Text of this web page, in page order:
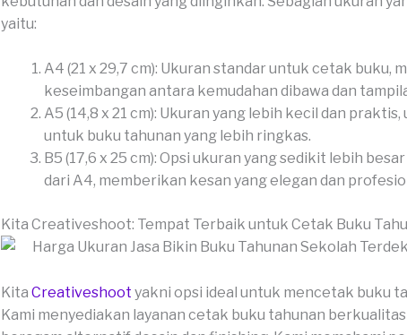
yaitu:
A4 (21 x 29,7 cm): Ukuran standar untuk cetak buku,
keseimbangan antara kemudahan dibawa dan
A5 (14,8 x 21 cm): Ukuran yang lebih kecil dan
untuk buku tahunan yang lebih ringkas.
B5 (17,6 x 25 cm): Opsi ukuran yang sedikit lebih
dari A4, memberikan kesan yang elegan dan
Kita Creativeshoot: Tempat Terbaik untuk Cetak Buku
Kita Creativeshoot yakni opsi ideal untuk mencetak buku
Kami menyediakan layanan cetak buku tahunan